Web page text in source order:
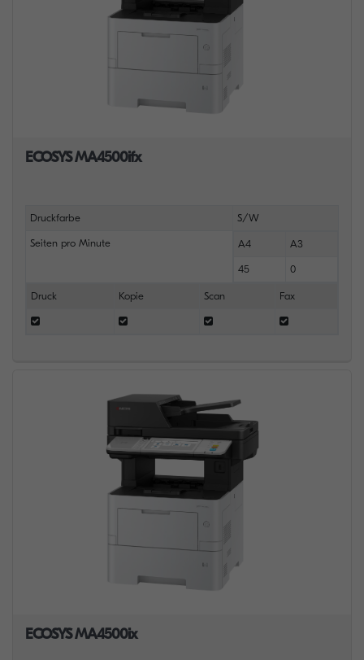
ECOSYS MA4500ifx
Druckfarbe S/W
Seiten pro Minute A4 A3
45 0
Druck Kopie Scan Fax
ECOSYS MA4500ix